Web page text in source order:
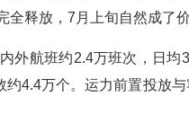
释放，7月上旬自然成了价
外航班约2.4万班次，日
4.4万个。运力前置投放